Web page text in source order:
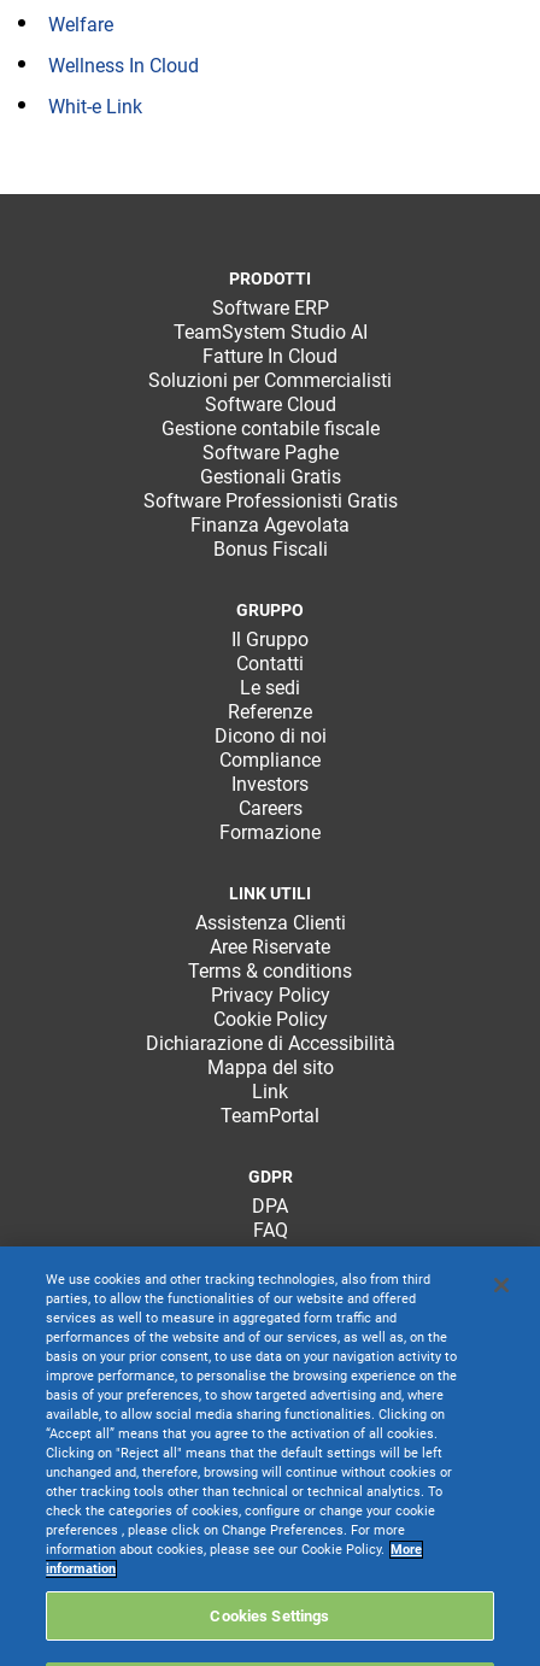
Welfare
Wellness In Cloud
Whit-e Link
PRODOTTI
Software ERP
TeamSystem Studio AI
Fatture In Cloud
Soluzioni per Commercialisti
Software Cloud
Gestione contabile fiscale
Software Paghe
Gestionali Gratis
Software Professionisti Gratis
Finanza Agevolata
Bonus Fiscali
GRUPPO
Il Gruppo
Contatti
Le sedi
Referenze
Dicono di noi
Compliance
Investors
Careers
Formazione
LINK UTILI
Assistenza Clienti
Aree Riservate
Terms & conditions
Privacy Policy
Cookie Policy
Dichiarazione di Accessibilità
Mappa del sito
Link
TeamPortal
GDPR
DPA
FAQ
TeamSystem S.p.A. società con socio unico soggetta all’attività di direzione e
coordinamento di TeamSystem Holdco S.p.A. - Cap. Soc. € 24.000.000 I.v. -
C.C.I.A.A. delle Marche - P.I. 01035310414
Sede Legale e Amministrativa: Via Sandro Pertini, 88 - 61122 Pesaro (PU) -
We use cookies and other tracking technologies, also from third
parties, to allow the functionalities of our website and offered
services as well to measure in aggregated form traffic and
performances of the website and of our services, as well as, on the
basis on your prior consent, to use data on your navigation activity to
improve performance, to personalise the browsing experience on the
basis of your preferences, to show targeted advertising and, where
available, to allow social media sharing functionalities. Clicking on
“Accept all” means that you agree to the activation of all cookies.
Clicking on "Reject all" means that the default settings will be left
unchanged and, therefore, browsing will continue without cookies or
other tracking tools other than technical or technical analytics. To
check the categories of cookies, configure or change your cookie
preferences , please click on Change Preferences. For more
information about cookies, please see our Cookie Policy. More
information
Cookies Settings